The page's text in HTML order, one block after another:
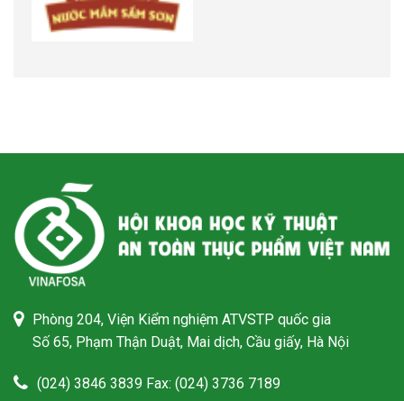
Phòng 204, Viện Kiểm nghiệm ATVSTP quốc gia
Số 65, Phạm Thận Duật, Mai dịch, Cầu giấy, Hà Nội
(024) 3846 3839 Fax: (024) 3736 7189